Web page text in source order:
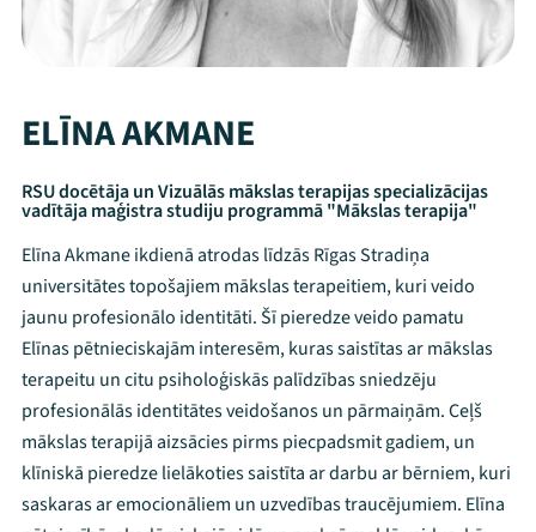
Mana programma
ELĪNA AKMANE
RSU docētāja un Vizuālās mākslas terapijas specializācijas
vadītāja maģistra studiju programmā "Mākslas terapija"
Elīna Akmane ikdienā atrodas līdzās Rīgas Stradiņa
universitātes topošajiem mākslas terapeitiem, kuri veido
jaunu profesionālo identitāti. Šī pieredze veido pamatu
Elīnas pētnieciskajām interesēm, kuras saistītas ar mākslas
terapeitu un citu psiholoģiskās palīdzības sniedzēju
profesionālās identitātes veidošanos un pārmaiņām. Ceļš
mākslas terapijā aizsācies pirms piecpadsmit gadiem, un
klīniskā pieredze lielākoties saistīta ar darbu ar bērniem, kuri
saskaras ar emocionāliem un uzvedības traucējumiem. Elīna